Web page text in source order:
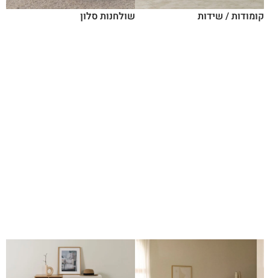
קומודות / שידות שולחנות סלון